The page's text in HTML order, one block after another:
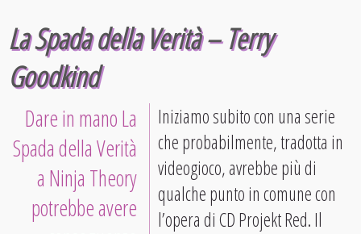
La Spada della Verità – Terry
Goodkind
Dare in mano La
Spada della Verità
a Ninja Theory
potrebbe avere
Iniziamo subito con una serie
che probabilmente, tradotta in
videogioco, avrebbe più di
qualche punto in comune con
l’opera di CD Projekt Red. Il